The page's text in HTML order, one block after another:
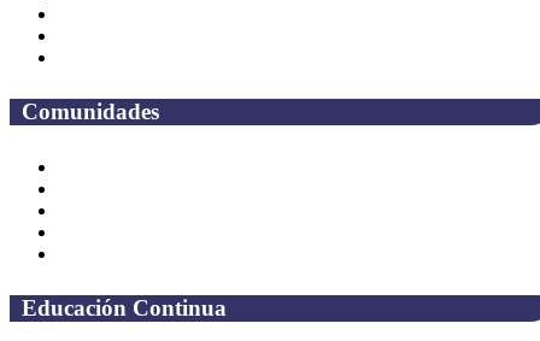
Comunidades
Educación Continua